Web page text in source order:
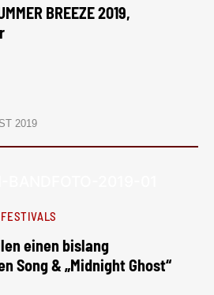
BREEZE 2019,
2019
einen bislang
Song & „Midnight Ghost“